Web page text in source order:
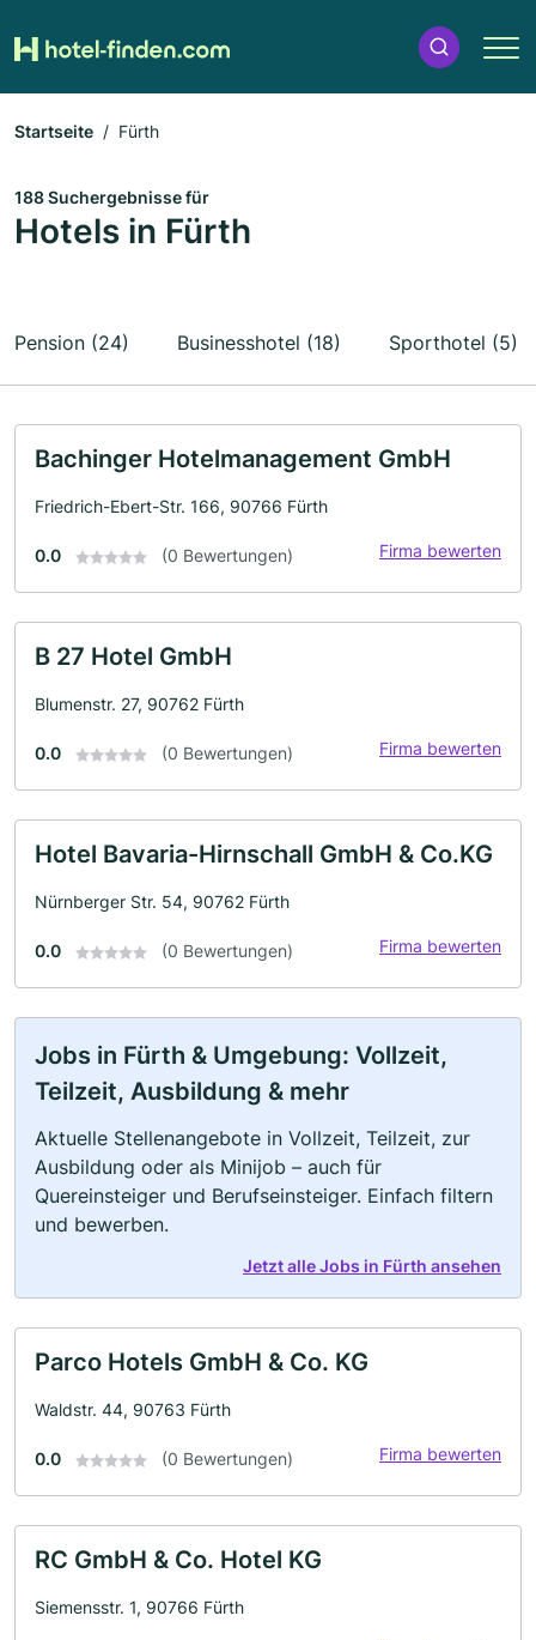
Startseite Fürth
188 Suchergebnisse für
Hotels in Fürth
Pension (24) Businesshotel (18) Sporthotel (5)
Bachinger Hotelmanagement GmbH
Friedrich-Ebert-Str. 166, 90766 Fürth
0.0 (0 Bewertungen) Firma bewerten
B 27 Hotel GmbH
Blumenstr. 27, 90762 Fürth
0.0 (0 Bewertungen) Firma bewerten
Hotel Bavaria-Hirnschall GmbH & Co.KG
Nürnberger Str. 54, 90762 Fürth
0.0 (0 Bewertungen) Firma bewerten
Jobs in Fürth & Umgebung: Vollzeit,
Teilzeit, Ausbildung & mehr
Aktuelle Stellenangebote in Vollzeit, Teilzeit, zur
Ausbildung oder als Minijob – auch für
Quereinsteiger und Berufseinsteiger. Einfach filtern
und bewerben.
Jetzt alle Jobs in Fürth ansehen
Parco Hotels GmbH & Co. KG
Waldstr. 44, 90763 Fürth
0.0 (0 Bewertungen) Firma bewerten
RC GmbH & Co. Hotel KG
Siemensstr. 1, 90766 Fürth